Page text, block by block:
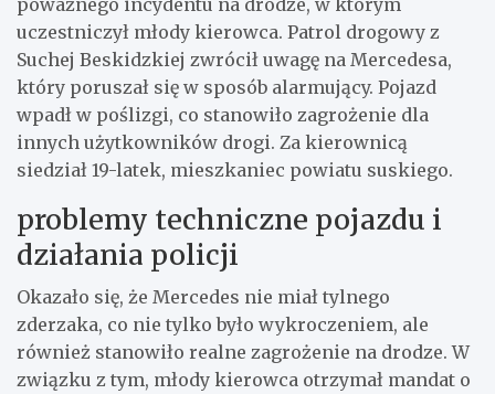
uczestniczył młody kierowca. Patrol drogowy z
Suchej Beskidzkiej zwrócił uwagę na Mercedesa,
który poruszał się w sposób alarmujący. Pojazd
wpadł w poślizgi, co stanowiło zagrożenie dla
innych użytkowników drogi. Za kierownicą
siedział 19-latek, mieszkaniec powiatu suskiego.
problemy techniczne pojazdu i
działania policji
Okazało się, że Mercedes nie miał tylnego
zderzaka, co nie tylko było wykroczeniem, ale
również stanowiło realne zagrożenie na drodze. W
związku z tym, młody kierowca otrzymał mandat o